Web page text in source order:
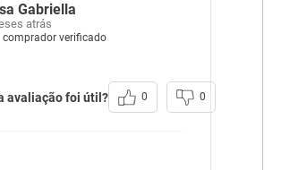
Gabriella
atrás
comprador verificado
avaliação foi útil? 0 0